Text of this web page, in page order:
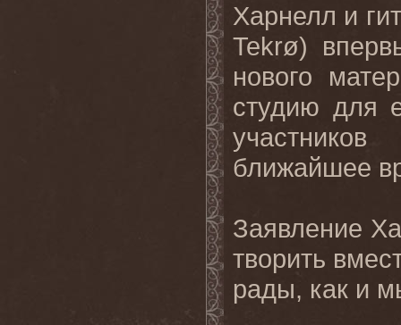
Харнелл и
Tekrø)
нового
студию для
ближайшее
Заявление
творить
рады, как и